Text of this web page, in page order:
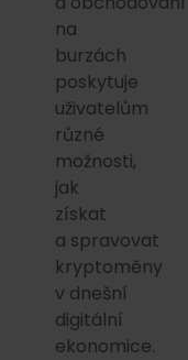
na
burzách
poskytuje
uživatelům
různé
možnosti,
jak
získat
a spravovat
kryptoměny
v dnešní
digitální
ekonomice.